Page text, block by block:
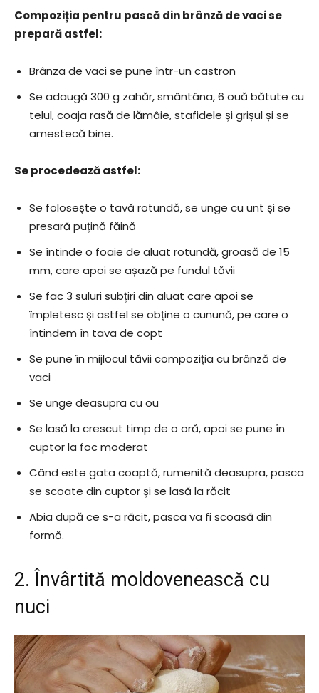
Compoziția pentru pască din brânză de vaci se
prepară astfel:
Brânza de vaci se pune într-un castron
Se adaugă 300 g zahăr, smântâna, 6 ouă bătute cu
telul, coaja rasă de lămâie, stafidele și grișul și se
amestecă bine.
Se procedează astfel:
Se folosește o tavă rotundă, se unge cu unt și se
presară puțină făină
Se întinde o foaie de aluat rotundă, groasă de 15
mm, care apoi se așază pe fundul tăvii
Se fac 3 suluri subțiri din aluat care apoi se
împletesc și astfel se obține o cunună, pe care o
întindem în tava de copt
Se pune în mijlocul tăvii compoziția cu brânză de
vaci
Se unge deasupra cu ou
Se lasă la crescut timp de o oră, apoi se pune în
cuptor la foc moderat
Când este gata coaptă, rumenită deasupra, pasca
se scoate din cuptor și se lasă la răcit
Abia după ce s-a răcit, pasca va fi scoasă din
formă.
2. Învârtită moldovenească cu
nuci